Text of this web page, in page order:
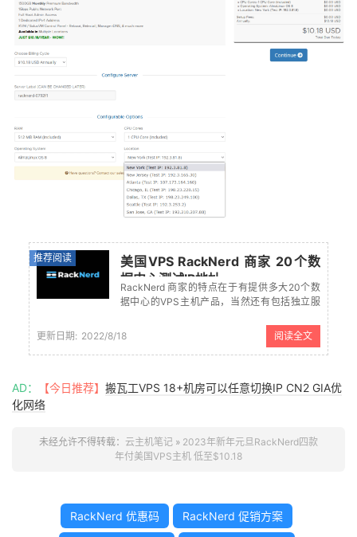
推荐阅读
美国VPS RackNerd 商家 20个数
据中心测试IP地址
RackNerd 商家的特点在于有提供多大20个数
据中心的VPS主机产品，当然还有包括独立服
较多的还是年付VPS主机，这个才是商家的特
点产品，低至10美元左右的美国VPS主机，而
且还有多个机房可...
更新日期: 2022/8/18 阅读全文
AD： 【今日推荐】 搬瓦工VPS 18+机房可以任意切换IP CN2 GIA优
化网络
未经允许不得转载： 云主机笔记 » 2023年新年元旦RackNerd四款
年付美国VPS主机 低至$10.18
RackNerd 优惠码 RackNerd 促销方案